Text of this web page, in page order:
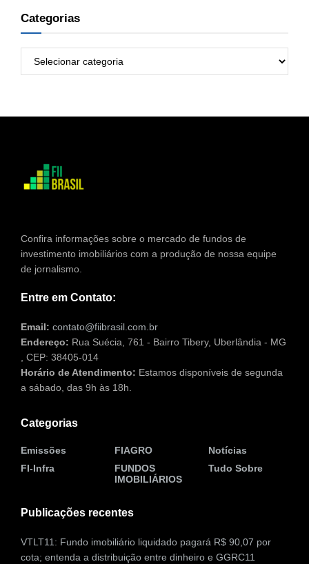
Categorias
Confira informações sobre o mercado de fundos de
investimento imobiliários com a produção de nossa equipe
de jornalismo.
Entre em Contato:
Email: contato@fiibrasil.com.br
Endereço: Rua Suécia, 761 - Bairro Tibery, Uberlândia - MG
, CEP: 38405-014
Horário de Atendimento: Estamos disponíveis de segunda
a sábado, das 9h às 18h.
Categorias
Emissões
FI-Infra
FIAGRO
FUNDOS
IMOBILIÁRIOS
Notícias
Tudo Sobre
Publicações recentes
VTLT11: Fundo imobiliário liquidado pagará R$ 90,07 por
cota; entenda a distribuição entre dinheiro e GGRC11